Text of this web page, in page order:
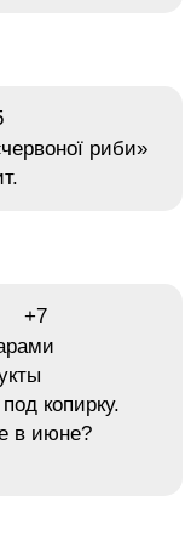
риби»
+7
копирку.
в июне?